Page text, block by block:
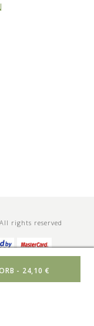
- 24,10 €
rights reserved